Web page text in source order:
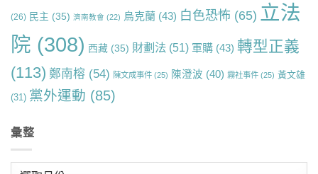
(26) 民主 (35) 濟南教會 (22) 烏克蘭 (43) 白色恐怖 (65) 立法
院 (308) 西藏 (35) 財劃法 (51) 軍購 (43) 轉型正義
(113) 鄭南榕 (54) 陳文成事件 (25) 陳澄波 (40) 霧社事件 (25) 黃文雄
(31) 黨外運動 (85)
彙整